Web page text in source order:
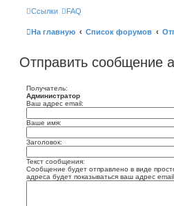
Ссылки FAQ
На главную Список форумов
Отправить сообщение
Получатель:
Администратор
Ваш адрес email:
Ваше имя:
Заголовок:
Текст сообщения:
Сообщение будет отправлено в виде
адреса будет показываться ваш адрес email.